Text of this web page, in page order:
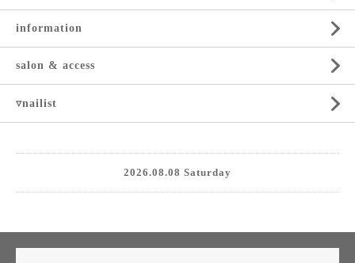
information
salon & access
▿nailist
2026.08.08 Saturday